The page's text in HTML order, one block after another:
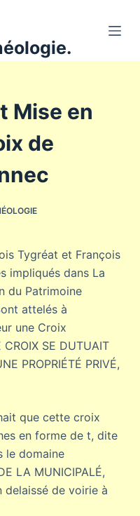
Mise en
de
Tygréat et François
impliqués dans La
du Patrimoine
attelés à
une Croix
SE DUTUAIT
PROPRIÉTÉ PRIVÉ,
que cette croix
en forme de t, dite
le domaine
LA MUNICIPALÉ,
delaissé de voirie à